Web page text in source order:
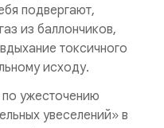
подвергают,
из баллончиков,
токсичного
исходу.
ужесточению
увеселений» в